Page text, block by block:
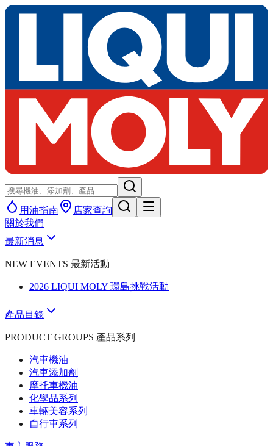
用油指南
店家查詢
關於我們
最新消息
NEW EVENTS 最新活動
2026 LIQUI MOLY 環島挑戰活動
產品目錄
PRODUCT GROUPS 產品系列
汽車機油
汽車添加劑
摩托車機油
化學品系列
車輛美容系列
自行車系列